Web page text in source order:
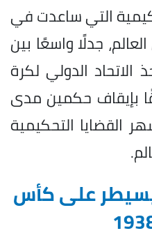
التي ساعدت في
جدلًا واسعًا بين
الاتحاد الدولي لكرة
بإيقاف حكمين مدى
القضايا التحكيمية
على كأس